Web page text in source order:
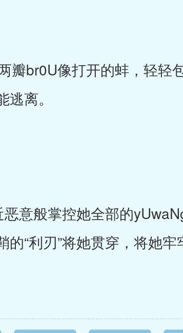
瓣br0U像打开的蚌，轻轻
离。
意般掌控她全部的
“利刃”将她贯穿，将她